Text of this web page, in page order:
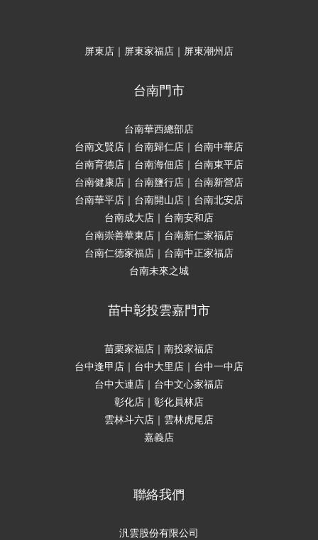
屏東店｜屏東家福店｜屏東潮州店
台南門市
台南華西總部店
台南文賢店｜台南歸仁店｜台南中華店
台南育德店｜台南海佃店｜台南東平店
台南健康店｜台南鹽行店｜台南新營店
台南華平店｜台南開山店｜台南北安店
台南成大店｜台南安和店
台南崇善華東店｜台南新仁家福店
台南仁德家福店｜台南中正家福店
台南未來之城
苗中彰投雲嘉門市
苗栗家福店｜南投家福店
台中逢甲店｜台中大里店｜台中一中店
台中大連店｜台中文心家福店
彰化店｜彰化員林店
雲林斗六店｜雲林虎尾店
嘉義店
聯絡我們
汎雲股份有限公司